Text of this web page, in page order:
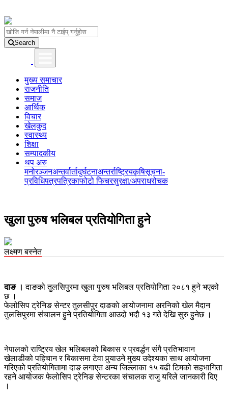
Search
मुख्य समाचार
राजनीति
समाज
आर्थिक
विचार
खेलकुद
स्वास्थ्य
शिक्षा
सम्पादकीय
थप अरु
मनोरञ्जनअन्तर्वार्तादुर्घटनाअन्तर्राष्ट्रियकृषिसूचना-
प्रविधिपत्रपत्रिकाफोटो फिचरसुरक्षा/अपराधरोचक
खुला पुरुष भलिबल प्रतियोगिता हुने
लक्ष्मण बस्नेत
दाङ ।दाङको तुलसिपुरमा खुला पुरुष भलिबल प्रतियाेगिता २०८१ हुने भएको
छ ।
फेलोसिप ट्रेनिङ सेन्टर तुलसीपुर दाङकाे आयोजनामा अरनिको खेल मैदान
तुलसिपुरमा संचालन हुने प्रतियोगिता आउदो भदौ १३ गते देखि सुरु हुनेछ ।
नेपालको राष्ट्रिय खेल भलिबलको बिकास र प्रवर्द्धन संगै प्रतिभावान
खेलाडीको पहिचान र बिकासमा टेवा पुर्‍याउने मुख्य उदेश्यका साथ आयोजना
गरिएको प्रतियाेगितामा दाङ लगाएत अन्य जिल्लाका १५ बढी टिमको सहभागिता
रहने आयोजक फेलोसिप ट्रेनिङ सेन्टरका संचालक राजु यरिले जानकारी दिए
।